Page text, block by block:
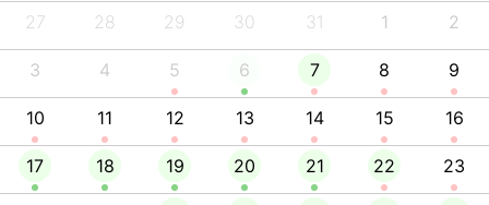
27 28 29 30 31 1 2
3 4 5 6 7 8 9
10 11 12 13 14 15 16
17 18 19 20 21 22 23